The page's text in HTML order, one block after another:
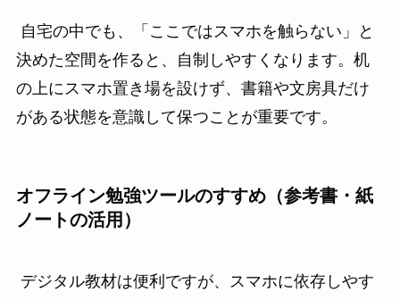
自宅の中でも、「ここではスマホを触らない」と
決めた空間を作ると、自制しやすくなります。机
の上にスマホ置き場を設けず、書籍や文房具だけ
がある状態を意識して保つことが重要です。
オフライン勉強ツールのすすめ（参考書・紙
ノートの活用）
デジタル教材は便利ですが、スマホに依存しやす